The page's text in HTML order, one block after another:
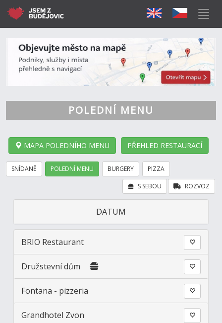
POLEDNÍ MENU
MAPA POLEDNÍHO MENU PŘEHLED RESTAURACÍ
SNÍDANĚ POLEDNÍ MENU BURGERY PIZZA
ROZVOZ
S SEBOU
DATUM
BRIO Restaurant
Družstevní dům
Fontana - pizzeria
Grandhotel Zvon